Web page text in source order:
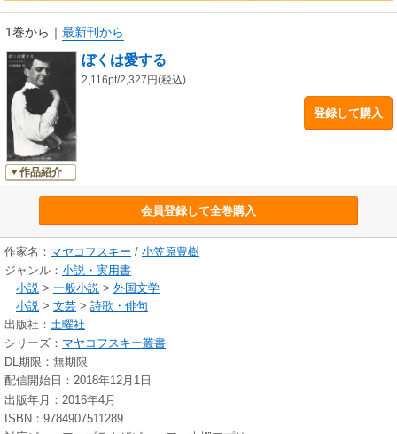
1巻から ｜ 最新刊から
作品紹介
ぼくは愛する
2,116pt/2,327円(税込)
登録して購入
会員登録して全巻購入
作家名： マヤコフスキー / 小笠原豊樹
ジャンル： 小説・実用書
小説 > 一般小説 > 外国文学
小説 > 文芸 > 詩歌・俳句
出版社： 土曜社
シリーズ： マヤコフスキー叢書
DL期限：無期限
配信開始日：2018年12月1日
出版年月：2016年4月
ISBN：9784907511289